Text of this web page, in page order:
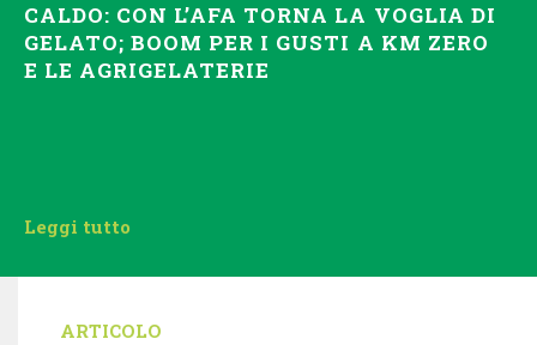
CALDO: CON L’AFA TORNA LA VOGLIA DI
GELATO; BOOM PER I GUSTI A KM ZERO
E LE AGRIGELATERIE
Leggi tutto
ARTICOLO